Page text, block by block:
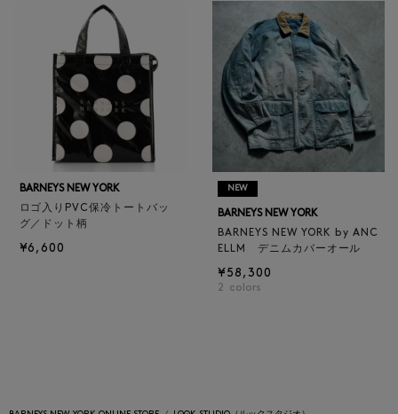
BARNEYS NEW YORK
ロゴ入りPVC保冷トートバッ
グ／ドット柄
¥6,600
NEW
BARNEYS NEW YORK
BARNEYS NEW YORK by ANC
ELLM デニムカバーオール
¥58,300
2 colors